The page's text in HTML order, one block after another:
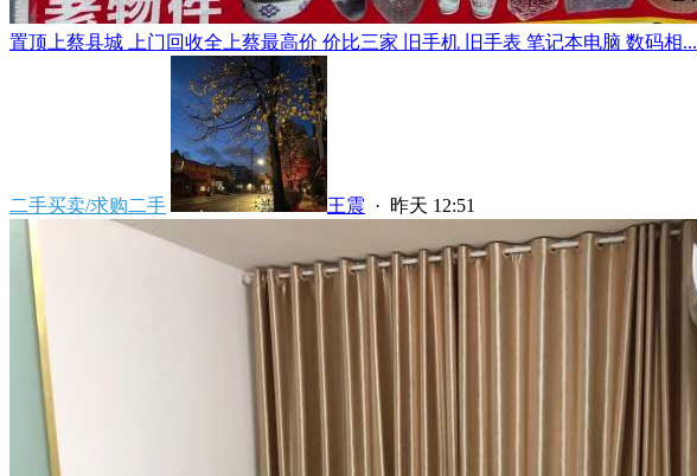
置顶 上蔡县城 上门回收全上蔡最高价 价比三家 旧手机 旧手表 笔记本电脑 数码相...
二手买卖/求购二手 王震 · 昨天 12:51